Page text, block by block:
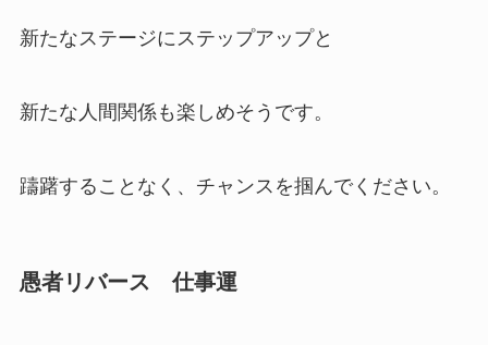
新たなステージにステップアップと
新たな人間関係も楽しめそうです。
躊躇することなく、チャンスを掴んでください。
愚者リバース 仕事運